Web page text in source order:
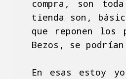
compra, son
tienda son,
que reponen
Bezos, se
En esas estoy